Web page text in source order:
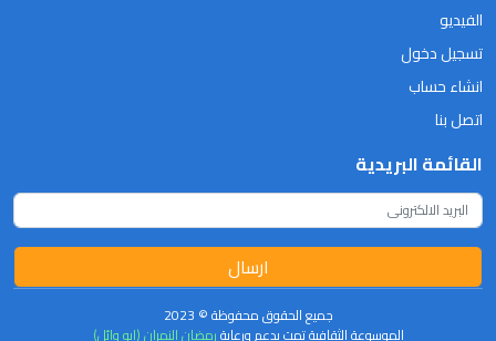
الفيديو
تسجيل دخول
انشاء حساب
اتصل بنا
القائمة البريدية
ارسال
جميع الحقوق محفوظة © 2023
الموسوعة الثقافية تمت بدعم ورعايةرمضان النمران (ابو وائل)